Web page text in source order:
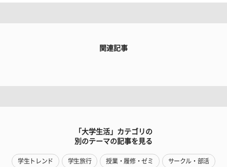
関連記事
「大学生活」カテゴリの
別のテーマの記事を見る
学生トレンド 学生旅行 授業・履修・ゼミ サークル・部活